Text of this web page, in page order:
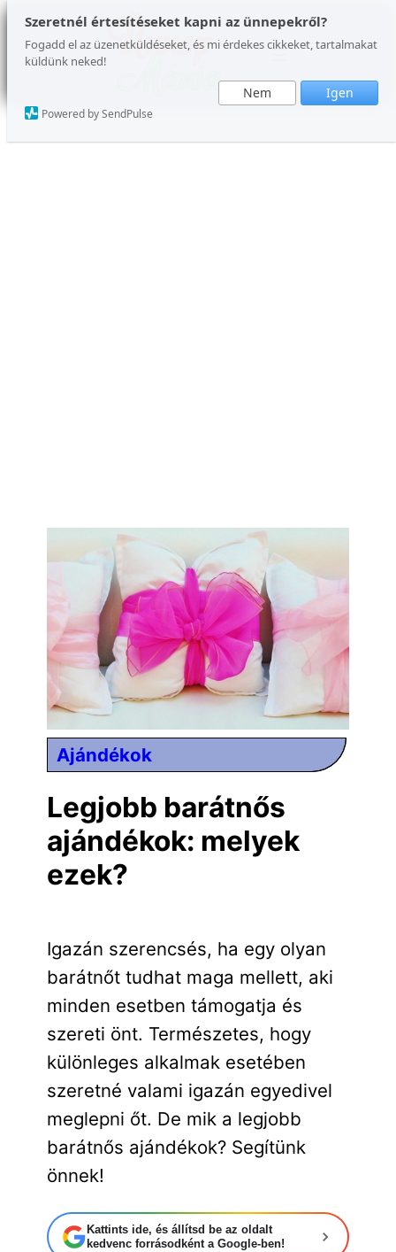
Szeretnél értesítéseket kapni az ünnepekről?
Fogadd el az üzenetküldéseket, és mi érdekes cikkeket, tartalmakat
küldünk neked!
Nem Igen
Powered by SendPulse
Ugrás
tartalomhoz
Ajándékok
Legjobb barátnős
ajándékok: melyek
ezek?
Igazán szerencsés, ha egy olyan
barátnőt tudhat maga mellett, aki
minden esetben támogatja és
szereti önt. Természetes, hogy
különleges alkalmak esetében
szeretné valami igazán egyedivel
meglepni őt. De mik a legjobb
barátnős ajándékok? Segítünk
önnek!
Kattints ide, és állítsd be az oldalt
kedvenc forrásodként a Google-ben!